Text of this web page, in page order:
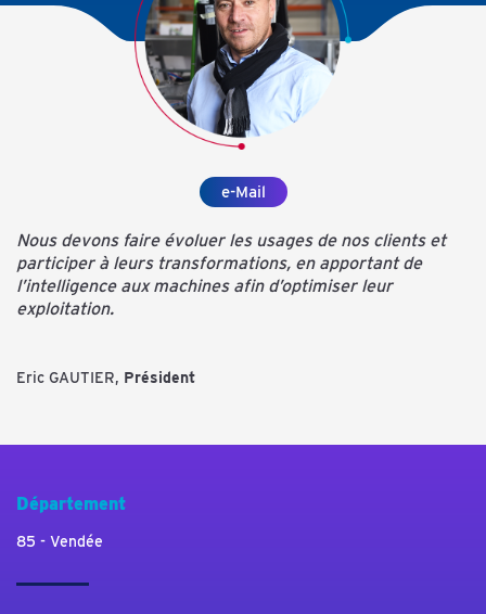
e-Mail
Nous devons faire évoluer les usages de nos clients et
participer à leurs transformations, en apportant de
l’intelligence aux machines afin d’optimiser leur
exploitation.
Eric GAUTIER, Président
Département
85 - Vendée